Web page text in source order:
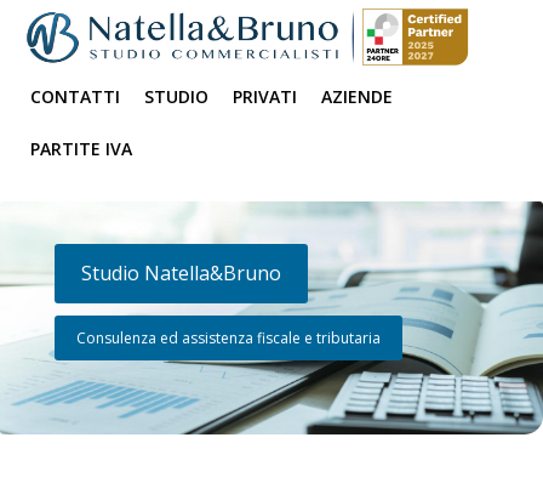
CONTATTI STUDIO PRIVATI AZIENDE
PARTITE IVA
Studio Natella&Bruno
Consulenza ed assistenza fiscale e tributaria